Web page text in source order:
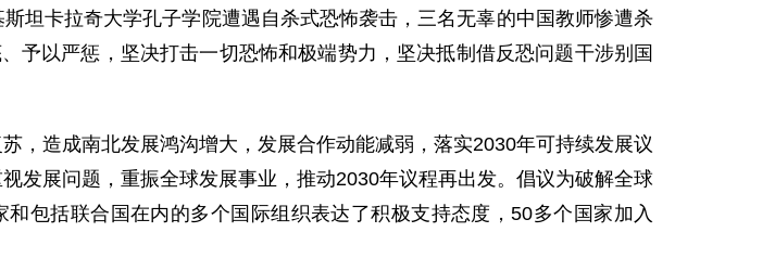
坦卡拉奇大学孔子学院遭遇自杀式恐怖袭击，三名无辜的中国教师惨遭杀
予以严惩，坚决打击一切恐怖和极端势力，坚决抵制借反恐问题干涉别国
，造成南北发展鸿沟增大，发展合作动能减弱，落实2030年可持续发展议
发展问题，重振全球发展事业，推动2030年议程再出发。倡议为破解全球
包括联合国在内的多个国际组织表达了积极支持态度，50多个国家加入